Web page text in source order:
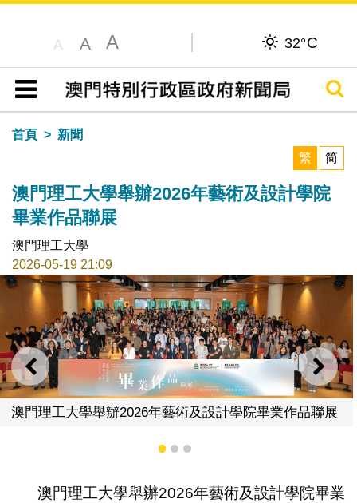
A A A 32°C
目錄
搜尋
首頁
新聞
繁
简
澳門理工大學舉辦2026年藝術及設計學院
畢業作品聯展
澳門理工大學
2026-05-19 21:09
上一則 下一
作品聯展
澳門理工大學舉辦2026年藝術及設計學院
1 2 3
澳門理工大學舉辦2026年藝術及設計學院畢業